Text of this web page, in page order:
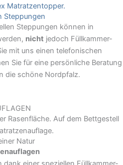
Steppungen
Steppungen können in
nicht jedoch Füllkammer-
mit uns einen telefonischen
Sie für eine persönliche Beratung
die schöne Nordpfalz.
Natur